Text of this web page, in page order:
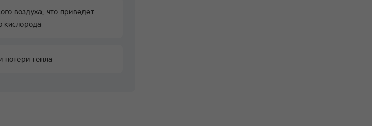
воздуха, что приведёт
кислорода
потери тепла